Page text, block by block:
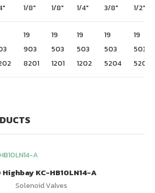
1/8″ 1/8″ 1/4″ 3/8″ 1/2″
19
903
8201
19
503
1201
19
503
1202
19
503
5204
19
503
5205
Highbay KC-HB10LN14-A
Solenoid Valves